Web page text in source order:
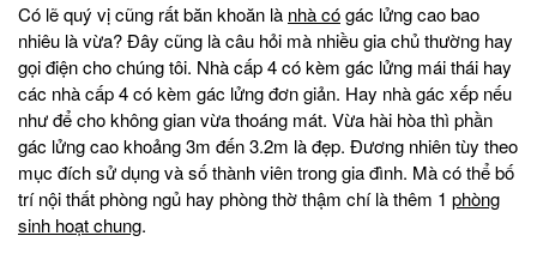
Có lẽ quý vị cũng rất băn khoăn là nhà cógác lửng cao bao
nhiêu là vừa? Đây cũng là câu hỏi mà nhiều gia chủ thường hay
gọi điện cho chúng tôi. Nhà cấp 4 có kèm gác lửng mái thái hay
các nhà cấp 4 có kèm gác lửng đơn giản. Hay nhà gác xếp nếu
như để cho không gian vừa thoáng mát. Vừa hài hòa thì phần
gác lửng cao khoảng 3m đến 3.2m là đẹp. Đương nhiên tùy theo
mục đích sử dụng và số thành viên trong gia đình. Mà có thể bố
trí nội thất phòng ngủ hay phòng thờ thậm chí là thêm 1 phòng
sinh hoạt chung.